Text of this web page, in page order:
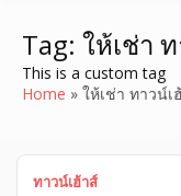
หน้าแรกกูเกิ
อสังหา ของมื
Tag: ให้เช่า
This is a custom tag
Home
ให้เช่า ทาวน์
ทาวน์เฮ้าส์